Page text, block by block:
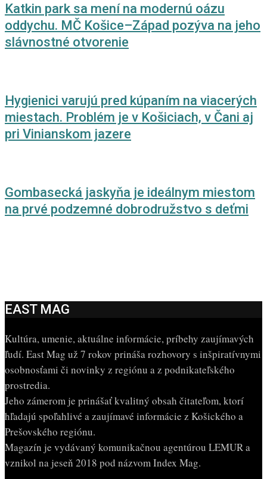
Katkin park sa mení na modernú oázu
oddychu. MČ Košice–Západ pozýva na jeho
slávnostné otvorenie
Hygienici varujú pred kúpaním na viacerých
miestach. Problém je v Košiciach, v Čani aj
pri Vinianskom jazere
Gombasecká jaskyňa je ideálnym miestom
na prvé podzemné dobrodružstvo s deťmi
EAST MAG
Kultúra, umenie, aktuálne informácie, príbehy zaujímavých
ľudí. East Mag už 7 rokov prináša rozhovory s inšpiratívnymi
osobnosťami či novinky z regiónu a z podnikateľského
prostredia.
Jeho zámerom je prinášať kvalitný obsah čitateľom, ktorí
hľadajú spoľahlivé a zaujímavé informácie z Košického a
Prešovského regiónu.
Magazín je vydávaný komunikačnou agentúrou LEMUR a
vznikol na jeseň 2018 pod názvom Index Mag.